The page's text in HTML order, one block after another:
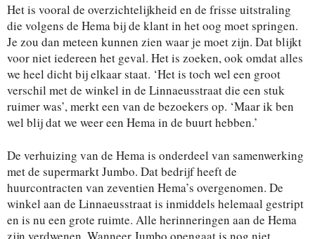
Het is vooral de overzichtelijkheid en de frisse uitstraling
die volgens de Hema bij de klant in het oog moet springen.
Je zou dan meteen kunnen zien waar je moet zijn. Dat blijkt
voor niet iedereen het geval. Het is zoeken, ook omdat alles
we heel dicht bij elkaar staat. ‘Het is toch wel een groot
verschil met de winkel in de Linnaeusstraat die een stuk
ruimer was’, merkt een van de bezoekers op. ‘Maar ik ben
wel blij dat we weer een Hema in de buurt hebben.’
De verhuizing van de Hema is onderdeel van samenwerking
met de supermarkt Jumbo. Dat bedrijf heeft de
huurcontracten van zeventien Hema’s overgenomen. De
winkel aan de Linnaeusstraat is inmiddels helemaal gestript
en is nu een grote ruimte. Alle herinneringen aan de Hema
zijn verdwenen. Wanneer Jumbo opengaat is nog niet